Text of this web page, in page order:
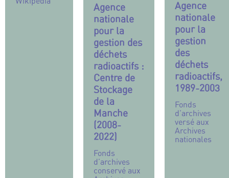
Agence
nationale
pour la
gestion des
déchets
radioactifs :
Centre de
Stockage
de la
Manche
(2008-
2022)
Fonds
d’archives
conservé aux
Agence
nationale
pour la
gestion
des
déchets
radioactifs,
1989-2003
Fonds
d’archives
versé aux
Archives
nationales